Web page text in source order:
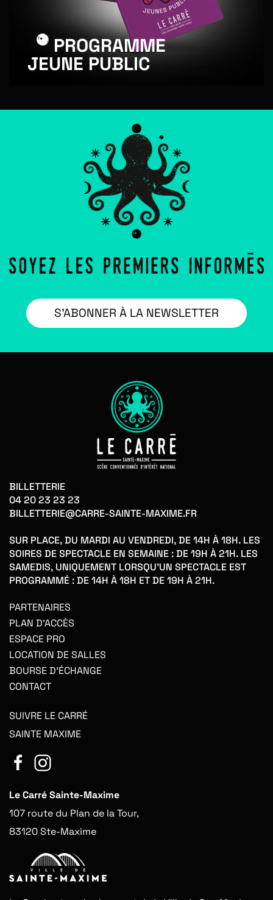
PROGRAMME
JEUNE PUBLIC
S’ABONNER À LA NEWSLETTER
BILLETTERIE
04 20 23 23 23
BILLETTERIE@CARRE-SAINTE-MAXIME.FR
SUR PLACE, DU MARDI AU VENDREDI, DE 14H À 18H. LES
SOIRES DE SPECTACLE EN SEMAINE : DE 19H À 21H. LES
SAMEDIS, UNIQUEMENT LORSQU'UN SPECTACLE EST
PROGRAMMÉ : DE 14H À 18H ET DE 19H À 21H.
PARTENAIRES
PLAN D'ACCÈS
ESPACE PRO
LOCATION DE SALLES
BOURSE D'ÉCHANGE
CONTACT
SUIVRE LE CARRÉ
SAINTE MAXIME
Le Carré Sainte-Maxime
107 route du Plan de la Tour,
83120 Ste-Maxime